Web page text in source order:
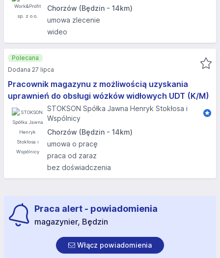
Chorzów (Będzin - 14km)
umowa zlecenie
wideo
Pracownik magazynu z możliwością uzyskania
uprawnień do obsługi wózków widłowych UDT (K/M)
STOKSON Spółka Jawna Henryk Stokłosa i
Wspólnicy
Chorzów (Będzin - 14km)
umowa o pracę
praca od zaraz
bez doświadczenia
Polecana
Dodana 27 lipca
Praca alert - powiadomienia
magazynier, Będzin
Włącz powiadomienia